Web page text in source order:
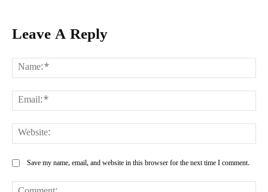
Leave A Reply
Save my name, email, and website in this browser for the next time I comment.